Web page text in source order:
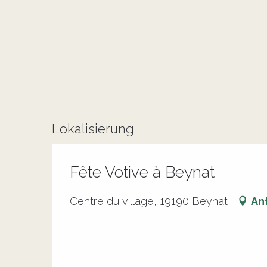
Lokalisierung
Fête Votive à Beynat
Centre du village, 19190 Beynat